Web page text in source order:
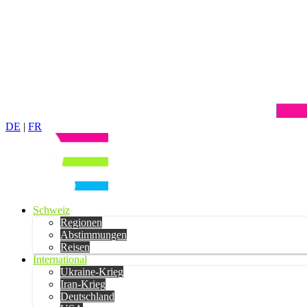
DE | FR
Schweiz
Regionen
Abstimmungen
Reisen
International
Ukraine-Krieg
Iran-Krieg
Deutschland